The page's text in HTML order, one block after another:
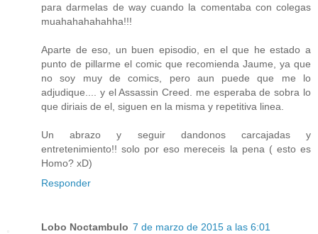
para darmelas de way cuando la comentaba con colegas
muahahahahahha!!!
Aparte de eso, un buen episodio, en el que he estado a
punto de pillarme el comic que recomienda Jaume, ya que
no soy muy de comics, pero aun puede que me lo
adjudique.... y el Assassin Creed. me esperaba de sobra lo
que diriais de el, siguen en la misma y repetitiva linea.
Un abrazo y seguir dandonos carcajadas y
entretenimiento!! solo por eso mereceis la pena ( esto es
Homo? xD)
Responder
Lobo Noctambulo 7 de marzo de 2015 a las 6:01